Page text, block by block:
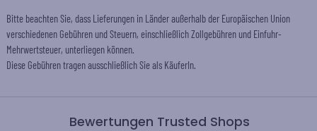
Bewertungen Trusted Shops
Bitte beachten Sie, dass Lieferungen in Länder außerhalb der Europäischen Union
verschiedenen Gebühren und Steuern, einschließlich Zollgebühren und Einfuhr-
Mehrwertsteuer, unterliegen können.
Diese Gebühren tragen ausschließlich Sie als KäuferIn.